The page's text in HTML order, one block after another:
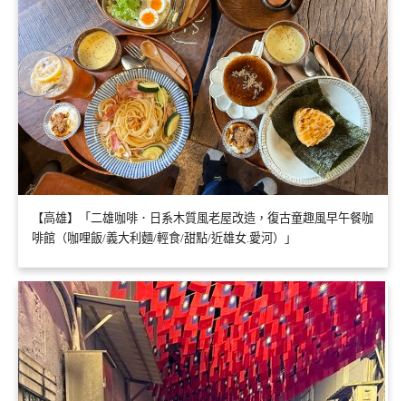
【高雄】「二雄咖啡．日系木質風老屋改造，復古童趣風早午餐咖
啡館（咖哩飯/義大利麵/輕食/甜點/近雄女.愛河）」